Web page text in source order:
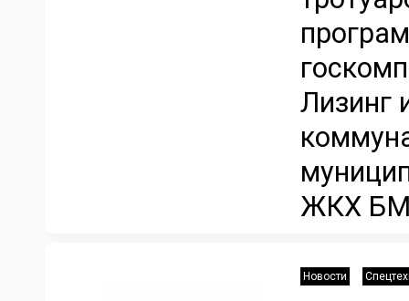
Лизинг
ЖКХ
Новости